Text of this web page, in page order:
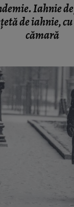
Iahnie
de iahnie,
cămară